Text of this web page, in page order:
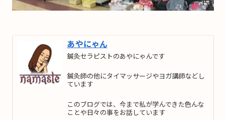
あやにゃん
鍼灸セラピストのあやにゃんです
鍼灸師の他にタイマッサージやヨガ講師などし
ています
このブログでは、今まで私が学んできた色んな
ことや日々の事をお話しています